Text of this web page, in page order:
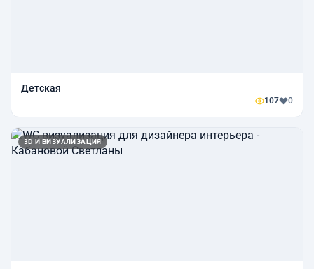
Детская
107 0
3D И ВИЗУАЛИЗАЦИЯ